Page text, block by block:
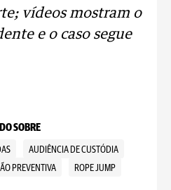
vídeos mostram o
e o caso segue
SOBRE
AUDIÊNCIA DE CUSTÓDIA
PREVENTIVA ROPE JUMP